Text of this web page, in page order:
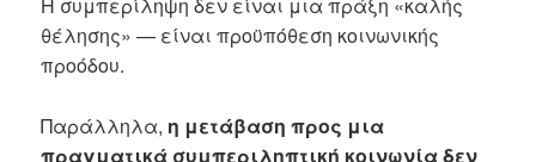
Η συμπερίληψη δεν είναι μια πράξη «καλής
θέλησης» — είναι προϋπόθεση κοινωνικής
προόδου.
Παράλληλα, η μετάβαση προς μια
πραγματικά συμπεριληπτική κοινωνία δεν